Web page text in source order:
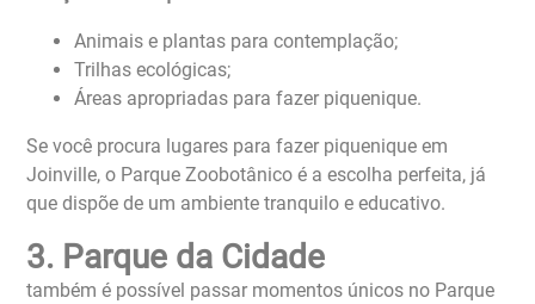
Animais e plantas para contemplação;
Trilhas ecológicas;
Áreas apropriadas para fazer piquenique.
Se você procura lugares para fazer piquenique em
Joinville, o Parque Zoobotânico é a escolha perfeita, já
que dispõe de um ambiente tranquilo e educativo.
3. Parque da Cidade
também é possível passar momentos únicos no Parque